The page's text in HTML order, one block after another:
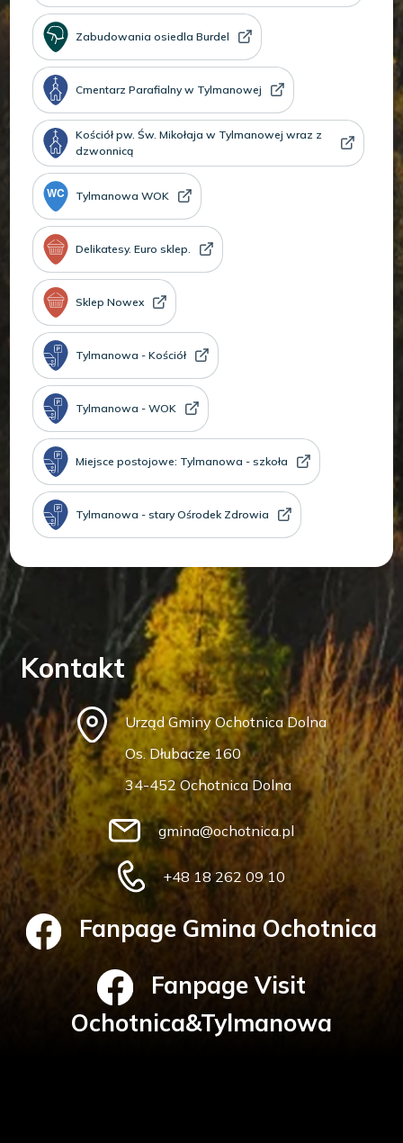
Zabudowania osiedla Burdel
Cmentarz Parafialny w Tylmanowej
Kościół pw. Św. Mikołaja w Tylmanowej wraz z
dzwonnicą
Tylmanowa WOK
Delikatesy. Euro sklep.
Sklep Nowex
Tylmanowa - Kościół
Tylmanowa - WOK
Miejsce postojowe: Tylmanowa - szkoła
Tylmanowa - stary Ośrodek Zdrowia
Kontakt
Urząd Gminy Ochotnica Dolna
Os. Dłubacze 160
34-452 Ochotnica Dolna
gmina@ochotnica.pl
+48 18 262 09 10
Fanpage Gmina Ochotnica
Fanpage Visit
Ochotnica&Tylmanowa